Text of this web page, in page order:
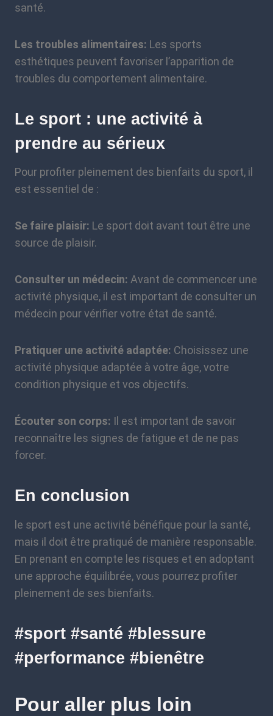
santé.
Les troubles alimentaires: Les sports
esthétiques peuvent favoriser l’apparition de
troubles du comportement alimentaire.
Le sport : une activité à
prendre au sérieux
Pour profiter pleinement des bienfaits du sport, il
est essentiel de :
Se faire plaisir: Le sport doit avant tout être une
source de plaisir.
Consulter un médecin: Avant de commencer une
activité physique, il est important de consulter un
médecin pour vérifier votre état de santé.
Pratiquer une activité adaptée: Choisissez une
activité physique adaptée à votre âge, votre
condition physique et vos objectifs.
Écouter son corps: Il est important de savoir
reconnaître les signes de fatigue et de ne pas
forcer.
En conclusion
le sport est une activité bénéfique pour la santé,
mais il doit être pratiqué de manière responsable.
En prenant en compte les risques et en adoptant
une approche équilibrée, vous pourrez profiter
pleinement de ses bienfaits.
#sport #santé #blessure
#performance #bienêtre
Pour aller plus loin